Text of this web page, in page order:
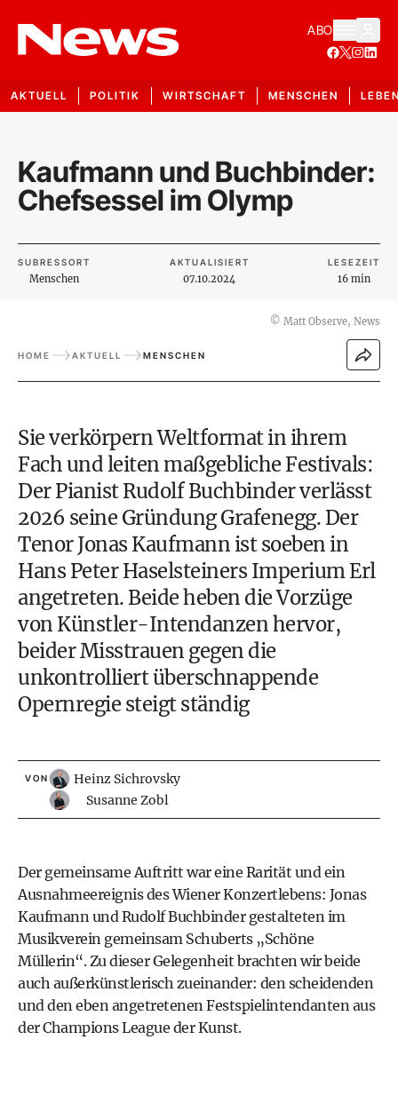
ABO
AKTUELL POLITIK WIRTSCHAFT MENSCHEN
Kaufmann und Buchbinder:
Chefsessel im Olymp
SUBRESSORT
Menschen
AKTUALISIERT
07.10.2024
LESEZEIT
16 min
© Matt Observe, News
HOME AKTUELL MENSCHEN
Sie verkörpern Weltformat in ihrem
Fach und leiten maßgebliche Festivals:
Der Pianist Rudolf Buchbinder verlässt
2026 seine Gründung Grafenegg. Der
TenorJonas Kaufmann ist soeben in
Hans Peter Haselsteiners Imperium Erl
angetreten. Beide heben die Vorzüge
von Künstler-Intendanzen hervor,
beider Misstrauen gegen die
unkontrolliert überschnappende
Opernregie steigt ständig
VON
Heinz Sichrovsky
Susanne Zobl
Der gemeinsame Auftritt war eine Rarität und ein
Ausnahme­ereignis des Wiener Konzert­lebens: Jonas
KaufmannundRudolf Buchbindergestalteten im
Musikverein gemeinsam Schuberts „Schöne
Müllerin“. Zu dieser Gelegenheit brachten wir beide
auch außerkünstlerisch zueinander: den scheidenden
und den eben angetretenen Festspielintendanten aus
der Champions League der Kunst.